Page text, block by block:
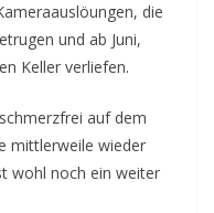
die
und ab Juni,
Keller verliefen.
auf dem
mittlerweile wieder
wohl noch ein weiter